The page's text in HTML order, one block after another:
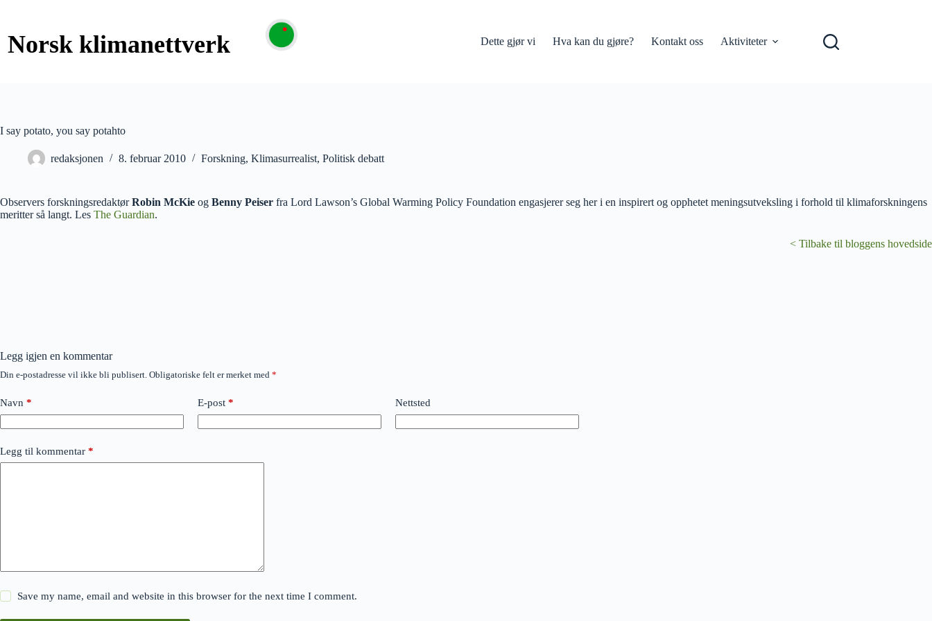
Dette gjør vi Hva kan du gjøre? Kontakt oss Aktiviteter
I say potato, you say potahto
redaksjonen 8. februar 2010 Forskning, Klimasurrealist, Politisk debatt
Observers forskningsredaktørRobin McKie og Benny Peiser fra Lord Lawson’s Global Warming Policy Foundation engasjerer seg her i en inspirert og opphetet meningsutveksling i forhold til klimaforskningens
meritter så langt. Les The Guardian.
< Tilbake til bloggens hovedside
Legg igjen en kommentar
Din e-postadresse vil ikke bli publisert. Obligatoriske felt er merket med *
Navn * E-post * Nettsted
Legg til kommentar *
Save my name, email and website in this browser for the next time I comment.